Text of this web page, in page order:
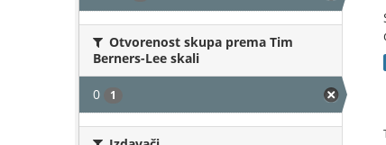
Otvorenost skupa prema Tim
Berners-Lee skali
0 1